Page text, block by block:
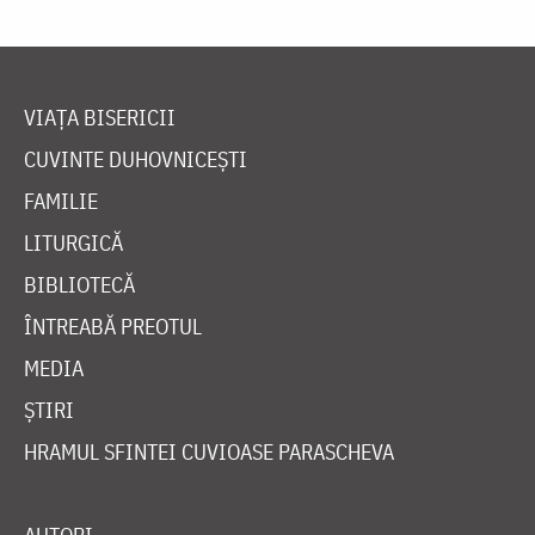
VIAȚA BISERICII
CUVINTE DUHOVNICEȘTI
FAMILIE
LITURGICĂ
BIBLIOTECĂ
ÎNTREABĂ PREOTUL
MEDIA
ȘTIRI
HRAMUL SFINTEI CUVIOASE PARASCHEVA